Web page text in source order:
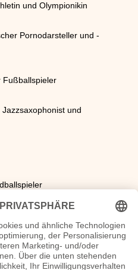
und Olympionikin
Pornodarsteller und -
Fußballspieler
und
zum Geburtstag
von 1969. Was war los in
eine original historische